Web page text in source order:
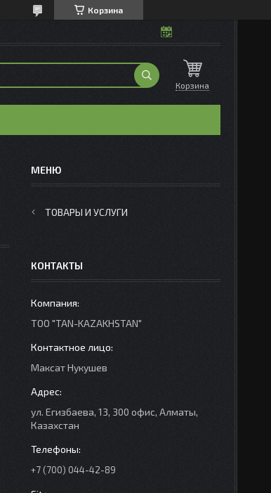
Корзина
Корзина
ТОВАРЫ И УСЛУГИ
КОНТАКТЫ
ТОО "TAN-KAZAKHSTAN"
Максат Нукушев
ул. Егизбаева, 13, 300 офис, Алматы,
Казахстан
+7 (700) 044-42-89